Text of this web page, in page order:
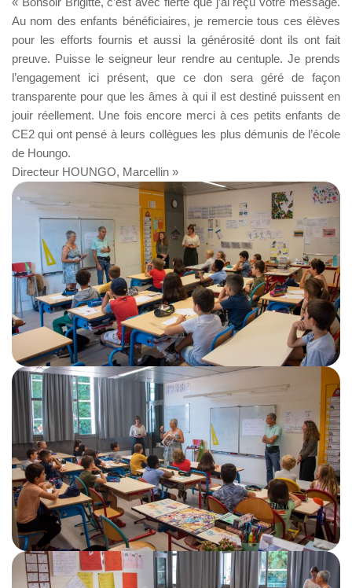
Au nom des enfants bénéficiaires, je remercie tous ces élèves
pour les efforts fournis et aussi la générosité dont ils ont fait
preuve. Puisse le seigneur leur rendre au centuple. Je prends
l’engagement ici présent, que ce don sera géré de façon
transparente pour que les âmes à qui il est destiné puissent en
jouir réellement. Une fois encore merci à ces petits enfants de
CE2 qui ont pensé à leurs collègues les plus démunis de l’école
de Houngo.
Directeur HOUNGO, Marcellin »